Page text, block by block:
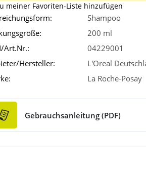
meiner Favoriten-Liste hinzufügen
Shampoo
200 ml
Art.Nr.:
04229001
Hersteller:
L'Oreal
La Roche-Posay
Gebrauchsanleitung (PDF)